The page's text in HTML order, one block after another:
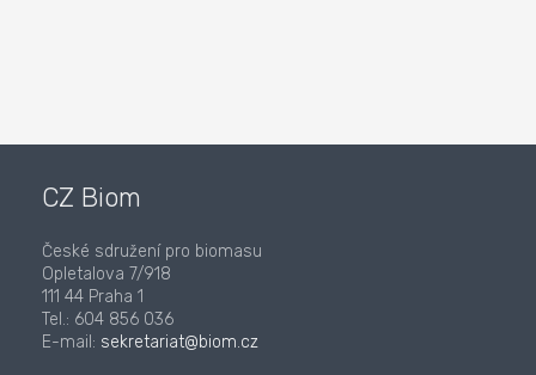
CZ Biom
České sdružení pro biomasu
Opletalova 7/918
111 44 Praha 1
Tel.: 604 856 036
E-mail: sekretariat@biom.cz